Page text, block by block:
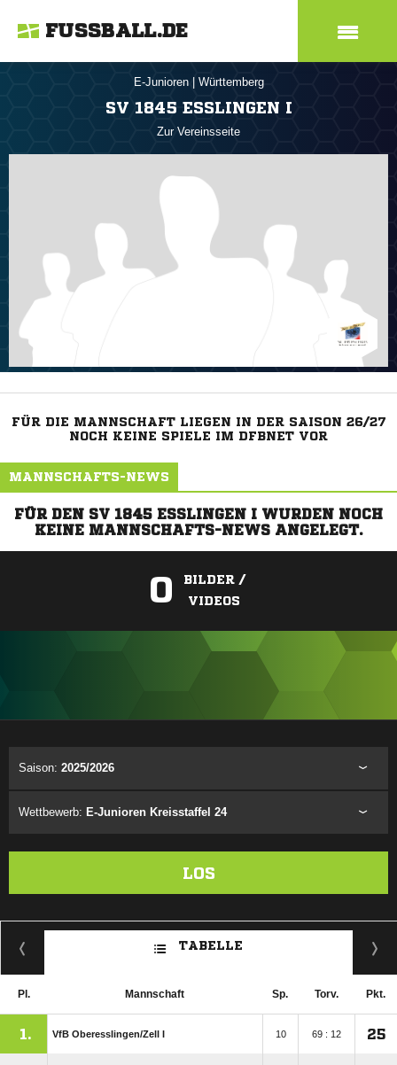
FUSSBALL.DE
E-Junioren Württemberg
SV 1845 ESSLINGEN I
Zur Vereinsseite
FÜR DIE MANNSCHAFT LIEGEN IN DER SAISON 26/27
NOCH KEINE SPIELE IM DFBNET VOR
MANNSCHAFTS-NEWS
FÜR DEN SV 1845 ESSLINGEN I WURDEN NOCH
KEINE MANNSCHAFTS-NEWS ANGELEGT.
0
BILDER /
VIDEOS
Saison: 2025/2026
Wettbewerb: E-Junioren Kreisstaffel 24
LOS
TABELLE
Pl. Mannschaft Sp. Torv. Pkt.
1. VfB Oberesslingen/​Zell I 10 69 : 12 25